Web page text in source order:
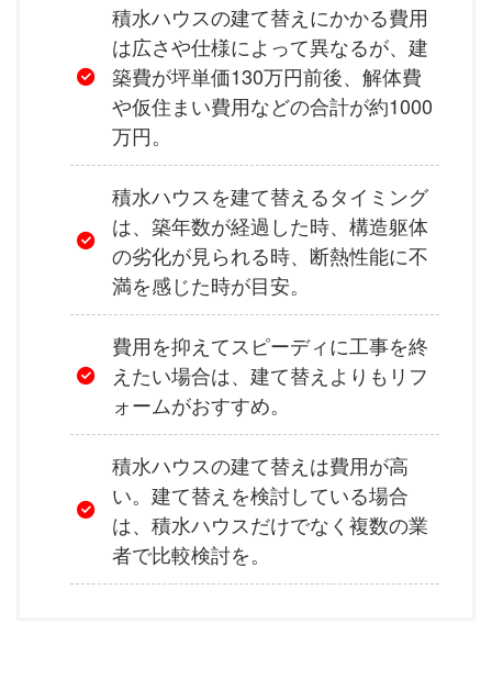
積水ハウスの建て替えにかかる費用
は広さや仕様によって異なるが、建
築費が坪単価130万円前後、解体費
や仮住まい費用などの合計が約1000
万円。
積水ハウスを建て替えるタイミング
は、築年数が経過した時、構造躯体
の劣化が見られる時、断熱性能に不
満を感じた時が目安。
費用を抑えてスピーディに工事を終
えたい場合は、建て替えよりもリフ
ォームがおすすめ。
積水ハウスの建て替えは費用が高
い。建て替えを検討している場合
は、積水ハウスだけでなく複数の業
者で比較検討を。